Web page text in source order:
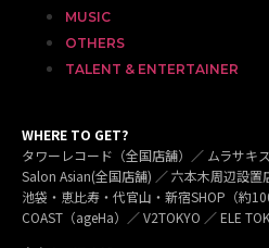
MUSIC
OTHERS
TALENT & ENTERTAINER
WHERE TO GET?
タワーレコード（全国店舗）／ ムラサキ
Salon Asian(全国店舗) ／ 六本木周辺設置
池袋・恵比寿・代官山・新宿SHOP（約
COAST（ageHa）／ V2TOKYO ／ ELE